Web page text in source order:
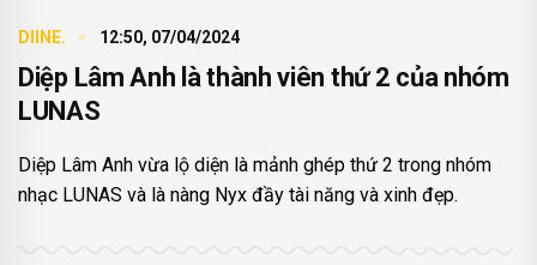
DIINE. 12:50, 07/04/2024
Diệp Lâm Anh là thành viên thứ 2 của nhóm
LUNAS
Diệp Lâm Anh vừa lộ diện là mảnh ghép thứ 2 trong nhóm
nhạc LUNAS và là nàng Nyx đầy tài năng và xinh đẹp.